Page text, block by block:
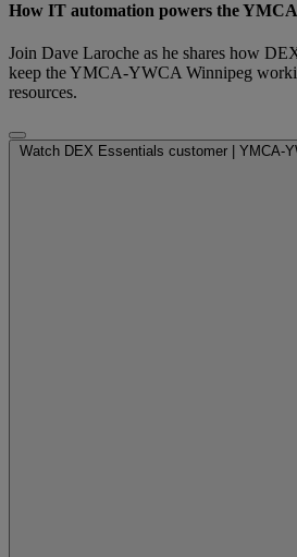
How IT automation powers the
Join Dave Laroche as he shares how
keep the YMCA-YWCA Winnipeg
resources.
Watch DEX Essentials customer | YMCA-